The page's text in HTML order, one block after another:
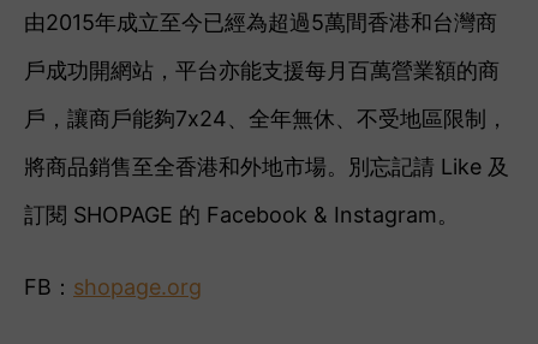
由2015年成立至今已經為超過5萬間香港和台灣商
戶成功開網站，平台亦能支援每月百萬營業額的商
戶，讓商戶能夠7x24、全年無休、不受地區限制，
將商品銷售至全香港和外地市場。 別忘記請 Like 及
訂閱 SHOPAGE 的 Facebook & Instagram。
FB： shopage.org